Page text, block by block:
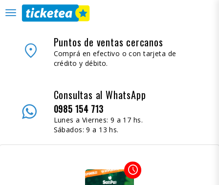
desplegar
navegación
place Puntos de ventas cercanos
Comprá en efectivo o con tarjeta de
crédito y débito.
Consultas al WhatsApp
0985 154 713
Lunes a Viernes: 9 a 17 hs.
Sábados: 9 a 13 hs.
access_time